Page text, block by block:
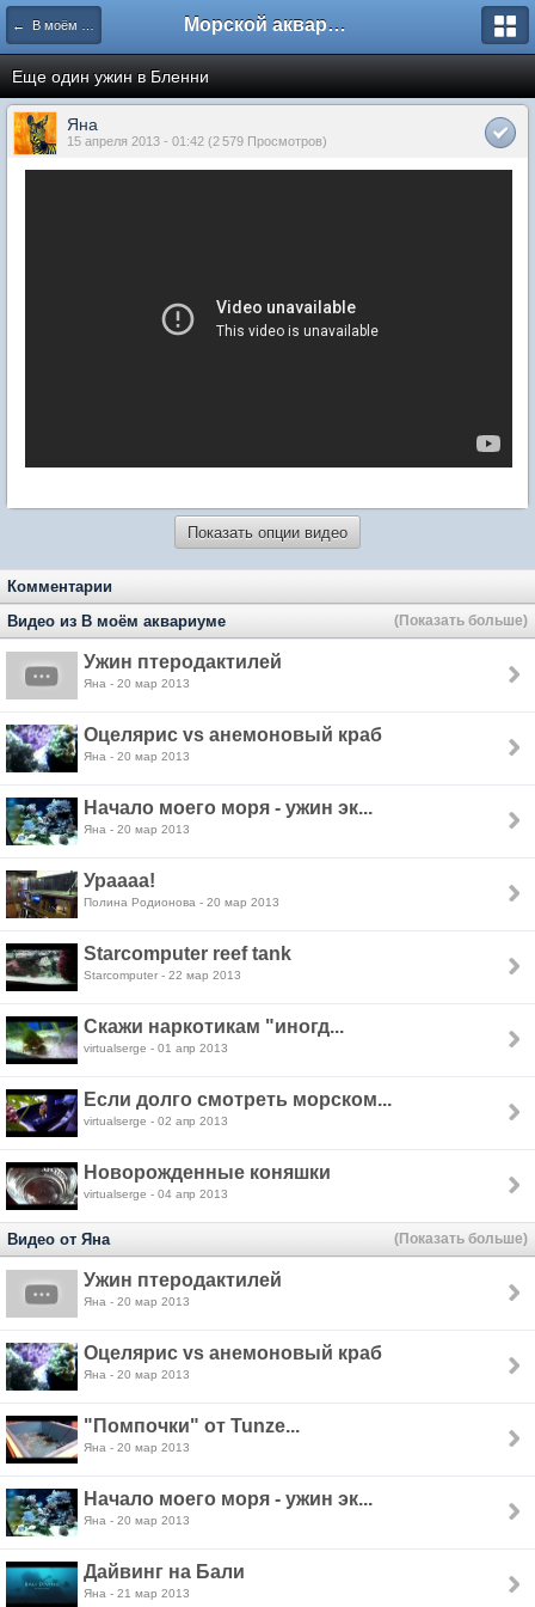
← В моём аквариуме Морской аквариум. Форумы ReefCentral.ru
Еще один ужин в Бленни
Яна
15 апреля 2013 - 01:42 (2 579 Просмотров)
Показать опции видео
Комментарии
Видео из В моём аквариуме
(Показать больше)
Ужин птеродактилей
Яна - 20 мар 2013
Оцелярис vs анемоновый краб
Яна - 20 мар 2013
Начало моего моря - ужин эк...
Яна - 20 мар 2013
Ураааа!
Полина Родионова - 20 мар 2013
Starcomputer reef tank
Starcomputer - 22 мар 2013
Скажи наркотикам "иногд...
virtualserge - 01 апр 2013
Если долго смотреть морском...
virtualserge - 02 апр 2013
Новорожденные коняшки
virtualserge - 04 апр 2013
Видео от Яна (Показать больше)
Ужин птеродактилей
Яна - 20 мар 2013
Оцелярис vs анемоновый краб
Яна - 20 мар 2013
"Помпочки" от Tunze...
Яна - 20 мар 2013
Начало моего моря - ужин эк...
Яна - 20 мар 2013
Дайвинг на Бали
Яна - 21 мар 2013